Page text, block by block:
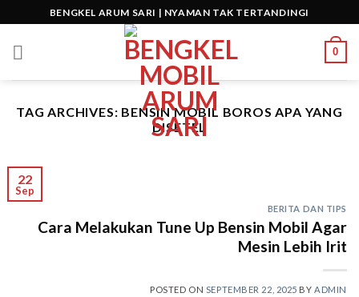
to
content
BENGKEL ARUM SARI | NYAMAN TAK TERTANDINGI
0
TAG ARCHIVES: BENSIN MOBIL BOROS APA YANG
DISETEL
22
Sep
BERITA DAN TIPS
Cara Melakukan Tune Up Bensin Mobil Agar
Mesin Lebih Irit
POSTED ON SEPTEMBER 22, 2025 BY ADMIN